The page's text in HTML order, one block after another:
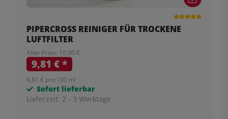
PIPERCROSS REINIGER FÜR TROCKENE
LUFTFILTER
Alter Preis: 10,90 €
9,81 €*
9,81 € pro 100 ml
Sofort lieferbar
Lieferzeit: 2 - 3 Werktage